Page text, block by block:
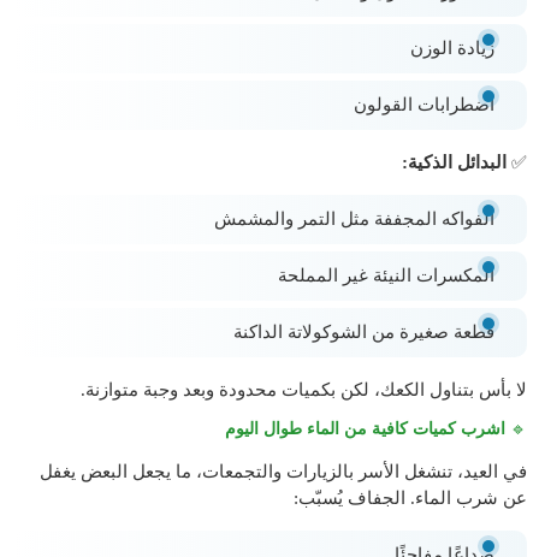
زيادة الوزن
اضطرابات القولون
✅ البدائل الذكية:
الفواكه المجففة مثل التمر والمشمش
المكسرات النيئة غير المملحة
قطعة صغيرة من الشوكولاتة الداكنة
لا بأس بتناول الكعك، لكن بكميات محدودة وبعد وجبة متوازنة.
🔹 اشرب كميات كافية من الماء طوال اليوم
في العيد، تنشغل الأسر بالزيارات والتجمعات، ما يجعل البعض يغفل
عن شرب الماء. الجفاف يُسبّب: